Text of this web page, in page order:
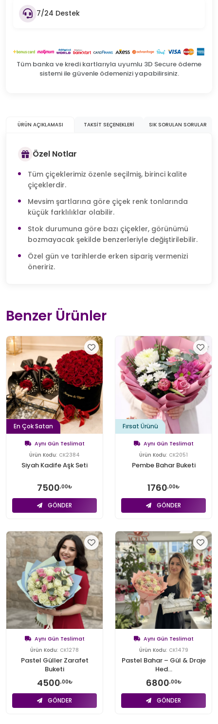
7/24 Destek
Tüm banka ve kredi kartlarıyla uyumlu 3D Secure ödeme
sistemi ile güvenle ödemenizi yapabilirsiniz.
ÜRÜN AÇIKLAMASI TAKSIT SEÇENEKLERI SIK SORULAN SORULAR
Özel Notlar
Tüm çiçeklerimiz özenle seçilmiş, birinci kalite
çiçeklerdir.
Mevsim şartlarına göre çiçek renk tonlarında
küçük farklılıklar olabilir.
Stok durumuna göre bazı çiçekler, görünümü
bozmayacak şekilde benzerleriyle değiştirilebilir.
Özel gün ve tarihlerde erken sipariş vermenizi
öneririz.
Benzer Ürünler
En Çok Satan
Aynı Gün Teslimat
Ürün Kodu: CK2384
Siyah Kadife Aşk Seti
7500,00₺
GÖNDER
Fırsat Ürünü
Aynı Gün Teslimat
Ürün Kodu: CK2051
Pembe Bahar Buketi
1760,00₺
GÖNDER
Aynı Gün Teslimat
Ürün Kodu: CK1278
Pastel Güller Zarafet
Buketi
4500,00₺
GÖNDER
Aynı Gün Teslimat
Ürün Kodu: CK1479
Pastel Bahar – Gül & Draje
Hed...
6800,00₺
GÖNDER